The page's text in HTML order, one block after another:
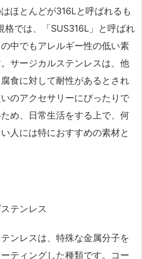
ほとんどが316Lと呼ばれるも
格では、「SUS316L」と呼ばれ
中でもアレルギー性の低い素
サージカルステンレスは、他
食に対して耐性があるとされ
のアクセサリーにぴったりで
め、日常生活をする上で、何
人には特におすすめの素材と
テンレス
ンレスは、特殊な金属分子を
ティングした種類です。コー